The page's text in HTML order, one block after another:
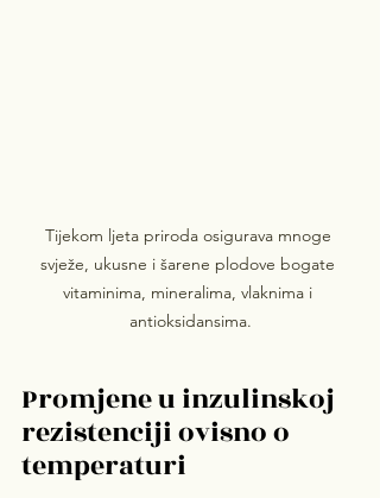
Tijekom ljeta priroda osigurava mnoge
svježe, ukusne i šarene plodove bogate
vitaminima, mineralima, vlaknima i
antioksidansima.
Promjene u inzulinskoj
rezistenciji ovisno o
temperaturi